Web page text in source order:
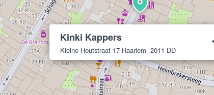
Kinki Kappers
Kleine Houtstraat 17 Haarlem 2011 DD